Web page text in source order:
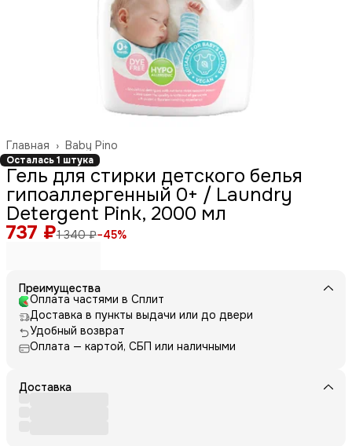
Baby Pino
Главная ›
Осталась 1 штука
Гель для стирки детского белья
гипоаллергенный 0+ / Laundry
Detergent Pink, 2000 мл
737 ₽1 340 ₽−45%
Преимущества
Оплата частями в Сплит
Доставка в пункты выдачи или до двери
Удобный возврат
Оплата — картой, СБП или наличными
Доставка